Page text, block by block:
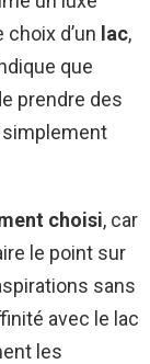
d’un lac,
que
prendre des
simplement
choisi, car
le point sur
sans
avec le lac
les